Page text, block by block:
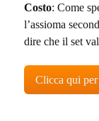
Costo: Come
l’assioma
dire che il set
Clicca qui